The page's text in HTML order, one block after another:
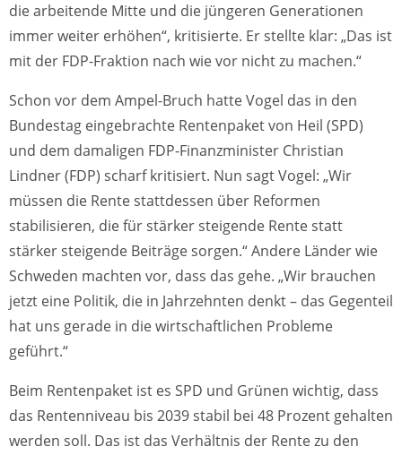
die arbeitende Mitte und die jüngeren Generationen
immer weiter erhöhen“, kritisierte. Er stellte klar: „Das ist
mit der FDP-Fraktion nach wie vor nicht zu machen.“
Schon vor dem Ampel-Bruch hatte Vogel das in den
Bundestag eingebrachte Rentenpaket von Heil (SPD)
und dem damaligen FDP-Finanzminister Christian
Lindner (FDP) scharf kritisiert. Nun sagt Vogel: „Wir
müssen die Rente stattdessen über Reformen
stabilisieren, die für stärker steigende Rente statt
stärker steigende Beiträge sorgen.“ Andere Länder wie
Schweden machten vor, dass das gehe. „Wir brauchen
jetzt eine Politik, die in Jahrzehnten denkt – das Gegenteil
hat uns gerade in die wirtschaftlichen Probleme
geführt.“
Beim Rentenpaket ist es SPD und Grünen wichtig, dass
das Rentenniveau bis 2039 stabil bei 48 Prozent gehalten
werden soll. Das ist das Verhältnis der Rente zu den